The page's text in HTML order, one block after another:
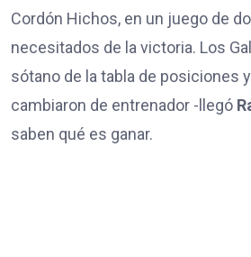
Cordón Hichos, en un juego de
necesitados de la victoria. Los
sótano de la tabla de posiciones
cambiaron de entrenador -llegó
saben qué es ganar.